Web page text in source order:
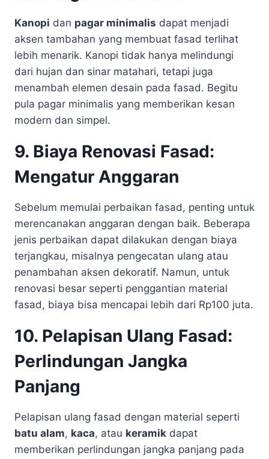
Kanopi dan pagar minimalis dapat menjadi
aksen tambahan yang membuat fasad terlihat
lebih menarik. Kanopi tidak hanya melindungi
dari hujan dan sinar matahari, tetapi juga
menambah elemen desain pada fasad. Begitu
pula pagar minimalis yang memberikan kesan
modern dan simpel.
9. Biaya Renovasi Fasad:
Mengatur Anggaran
Sebelum memulai perbaikan fasad, penting untuk
merencanakan anggaran dengan baik. Beberapa
jenis perbaikan dapat dilakukan dengan biaya
terjangkau, misalnya pengecatan ulang atau
penambahan aksen dekoratif. Namun, untuk
renovasi besar seperti penggantian material
fasad, biaya bisa mencapai lebih dari Rp100 juta.
10. Pelapisan Ulang Fasad:
Perlindungan Jangka
Panjang
Pelapisan ulang fasad dengan material seperti
batu alam, kaca, atau keramik dapat
memberikan perlindungan jangka panjang pada